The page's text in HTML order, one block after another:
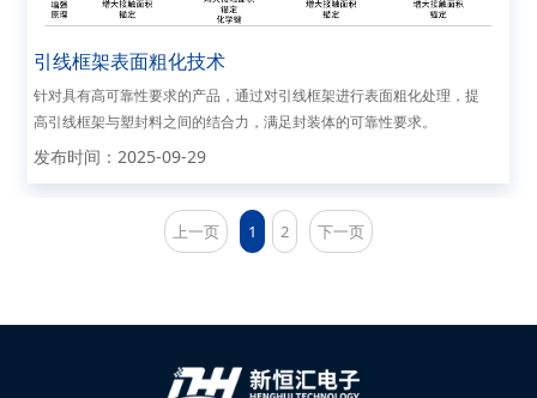
引线框架表面粗化技术
针对具有高可靠性要求的产品，通过对引线框架进行表面粗化处理，提
高引线框架与塑封料之间的结合力，满足封装体的可靠性要求。
发布时间：2025-09-29
上一页 1 2 下一页